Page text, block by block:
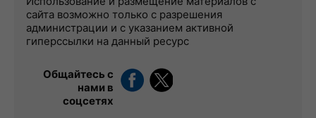
сайта возможно только с разрешения
администрации и с указанием активной
гиперссылки на данный ресурс
Общайтесь с
нами в
соцсетях